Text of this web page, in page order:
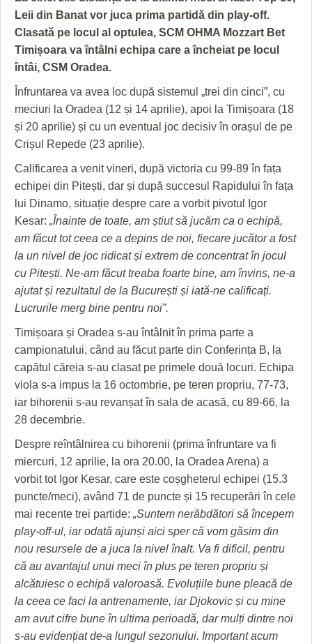
GRĂDINA TAICII DOMNULUI
ZIARISTU’ DE TERASĂ
FINANŢĂRI DE LA A LA Z
CRONICĂ DE FILM
UNDE MERGEM
CLIPURI VIDEO
JOCURI ONLINE
ACCIDENTE
ANUNŢURI
CULTURA
JUSTITIE
FILME DOCUMENTARE
CLIPURI VIDEO
DIVERSE
FARMACII DIN TIMIŞOARA
HARTA TIMIŞOAREI
LICEE, ŞCOLI ŞI GRĂDINIŢE DIN TIMIŞ
PRIMĂRIILE DIN TIMIŞ
SFATUL MEDICULUI
Leii din Banat vor juca prima partidă din play-off.
Clasată pe locul al optulea, SCM OHMA Mozzart Bet
Timișoara va întâlni echipa care a încheiat pe locul
întâi, CSM Oradea.
Înfruntarea va avea loc după sistemul „trei din cinci”, cu
meciuri la Oradea (12 și 14 aprilie), apoi la Timișoara (18
și 20 aprilie) și cu un eventual joc decisiv în orașul de pe
Crișul Repede (23 aprilie).
Calificarea a venit vineri, după victoria cu 99-89 în fața
echipei din Pitești, dar și după succesul Rapidului în fața
lui Dinamo, situație despre care a vorbit pivotul Igor
Kesar: „Înainte de toate, am știut să jucăm ca o echipă,
am făcut tot ceea ce a depins de noi, fiecare jucător a fost
la un nivel de joc ridicat și extrem de concentrat în jocul
cu Pitești. Ne-am făcut treaba foarte bine, am învins, ne-a
ajutat și rezultatul de la București și iată-ne calificați.
Lucrurile merg bine pentru noi”.
Timișoara și Oradea s-au întâlnit în prima parte a
campionatului, când au făcut parte din Conferința B, la
capătul căreia s-au clasat pe primele două locuri. Echipa
viola s-a impus la 16 octombrie, pe teren propriu, 77-73,
iar bihorenii s-au revanșat în sala de acasă, cu 89-66, la
28 decembrie.
Despre reîntâlnirea cu bihorenii (prima înfruntare va fi
miercuri, 12 aprilie, la ora 20.00, la Oradea Arena) a
vorbit tot Igor Kesar, care este coșgheterul echipei (15.3
puncte/meci), având 71 de puncte și 15 recuperări în cele
mai recente trei partide: „Suntem nerăbdători să începem
play-off-ul, iar odată ajunși aici sper că vom găsim din
nou resursele de a juca la nivel înalt. Va fi dificil, pentru
că au avantajul unui meci în plus pe teren propriu și
alcătuiesc o echipă valoroasă. Evoluțiile bune pleacă de
la ceea ce faci la antrenamente, iar Djokovic și cu mine
am avut cifre bune în ultima perioadă, dar mulți dintre noi
s-au evidențiat de-a lungul sezonului. Important acum